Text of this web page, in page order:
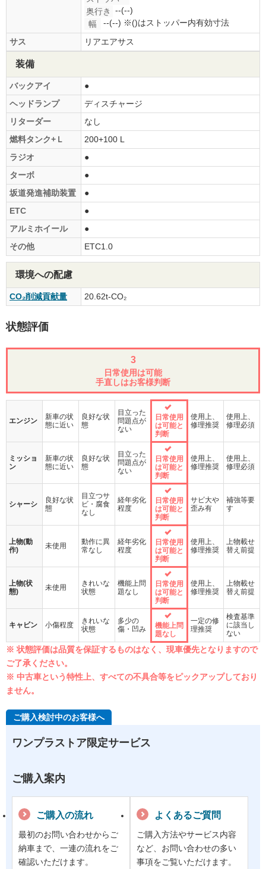
奥行き
--(--)
幅
--(--) ※()はストッパー内有効寸法
サス
リアエアサス
装備
バックアイ
●
ヘッドランプ
ディスチャージ
リターダー
なし
燃料タンク+Ｌ
200+100 L
ラジオ
●
ターボ
●
坂道発進補助装置
●
ETC
●
アルミホイール
●
その他
ETC1.0
環境への配慮
CO₂削減貢献量 20.62t-CO₂
状態評価
3
日常使用は可能
手直しはお客様判断
エンジン
新車の状
態に近い
良好な状
態
目立った
問題点が
ない
日常使用
は可能と
判断
使用上、
修理推奨
使用上、
修理必須
ミッショ
ン
新車の状
態に近い
良好な状
態
目立った
問題点が
ない
日常使用
は可能と
判断
使用上、
修理推奨
使用上、
修理必須
シャーシ
良好な状
態
目立つサ
ビ・腐食
なし
経年劣化
程度
日常使用
は可能と
判断
サビ大や
歪み有
補強等要
す
上物(動
作)
未使用
動作に異
常なし
経年劣化
程度
日常使用
は可能と
判断
使用上、
修理推奨
上物載せ
替え前提
上物(状
態)
未使用
きれいな
状態
機能上問
題なし
日常使用
は可能と
判断
使用上、
修理推奨
上物載せ
替え前提
キャビン 小傷程度
きれいな
状態
多少の
傷・凹み
機能上問
題なし
一定の修
理推奨
検査基準
に該当し
ない
※ 状態評価は品質を保証するものはなく、現車優先となりますので
ご了承ください。
※ 中古車という特性上、すべての不具合等をピックアップしており
ません。
ご購入検討中のお客様へ
ワンプラストア限定サービス
ご購入案内
ご購入の流れ
最初のお問い合わせからご
納車まで、一連の流れをご
確認いただけます。
よくあるご質問
ご購入方法やサービス内容
など、お問い合わせの多い
事項をご覧いただけます。